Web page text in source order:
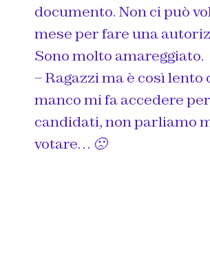
documento. Non ci può
mese per fare una
Sono molto amareggiato.
– Ragazzi ma è così lento
manco mi fa accedere
candidati, non parliamo
votare… 🙁